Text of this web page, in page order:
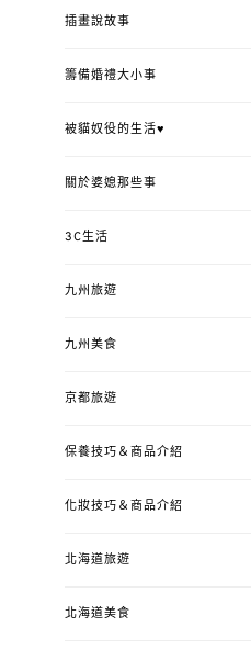
插畫說故事
籌備婚禮大小事
被貓奴役的生活♥
關於婆媳那些事
3C生活
九州旅遊
九州美食
京都旅遊
保養技巧＆商品介紹
化妝技巧＆商品介紹
北海道旅遊
北海道美食